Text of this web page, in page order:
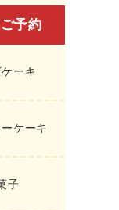
予約
ーキ
ケーキ
子